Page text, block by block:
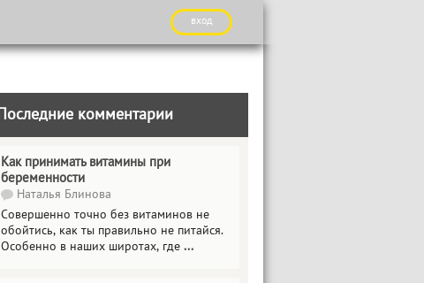
вход
Последние комментарии
Как принимать витамины при
беременности
Наталья Блинова
Совершенно точно без витаминов не
обойтись, как ты правильно не питайся.
Особенно в наших широтах, где ...